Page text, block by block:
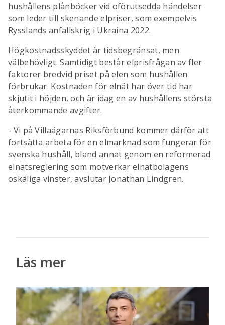
hushållens plånböcker vid oförutsedda händelser
som leder till skenande elpriser, som exempelvis
Rysslands anfallskrig i Ukraina 2022.
Högkostnadsskyddet är tidsbegränsat, men
välbehövligt. Samtidigt består elprisfrågan av fler
faktorer bredvid priset på elen som hushållen
förbrukar. Kostnaden för elnät har över tid har
skjutit i höjden, och är idag en av hushållens största
återkommande avgifter.
- Vi på Villaägarnas Riksförbund kommer därför att
fortsätta arbeta för en elmarknad som fungerar för
svenska hushåll, bland annat genom en reformerad
elnätsreglering som motverkar elnätbolagens
oskäliga vinster, avslutar Jonathan Lindgren.
Läs mer